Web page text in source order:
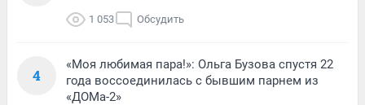
1 053 Обсудить
4
«Моя любимая пара!»: Ольга Бузова спустя 22
года воссоединилась с бывшим парнем из
«ДОМа-2»